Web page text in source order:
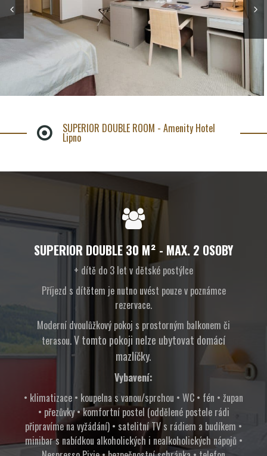
SUPERIOR DOUBLE ROOM - Amenity Hotel
Lipno
SUPERIOR DOUBLE 30 M² - MAX. 2 OSOBY
+ dítě do 3 let v dětské postýlce
Příjezd s dítětem je nutno uvést pouze v poznámce
rezervace.
Moderní dvoulůžkový pokoj s prostorným balkonem či
terasou.V tomto pokoji nelze ubytovat domácí
mazlíčky.
Vybavení:
• klimatizace • koupelna s vanou/sprchou • WC • fén • župan
• přezůvky • komfortní postel (oddělené postele rádi
připravíme na vyžádání) • satelitní TV s rádiem a budíkem •
minibar s nabídkou alkoholických i nealkoholických nápojů •